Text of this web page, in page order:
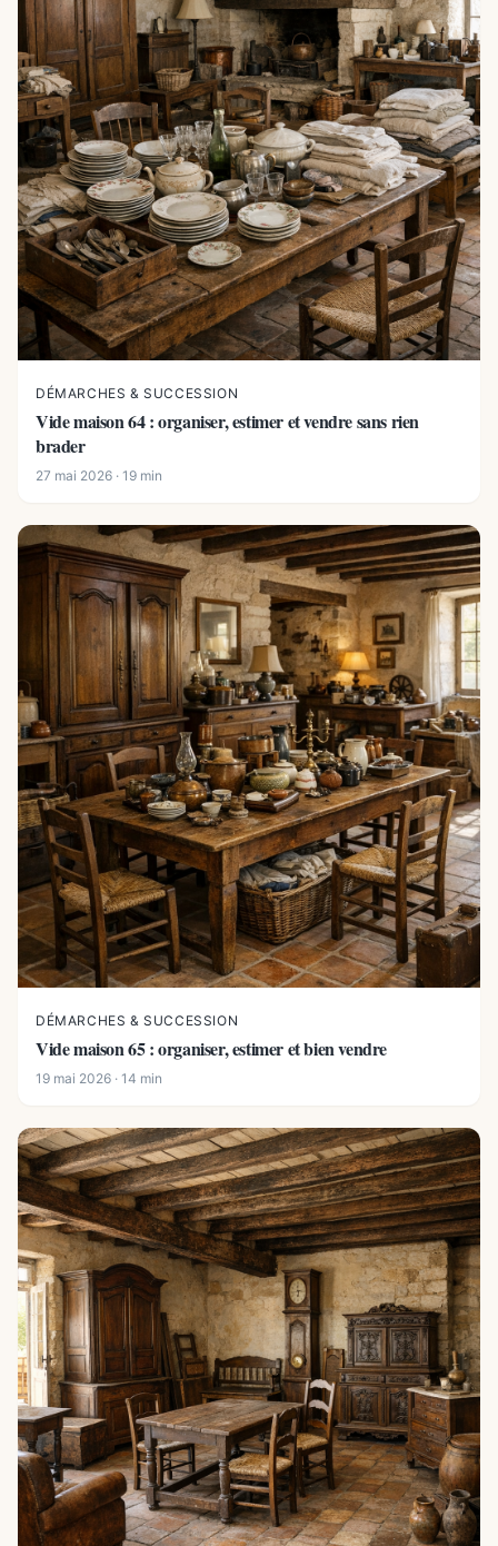
DÉMARCHES & SUCCESSION
Vide maison 64 : organiser, estimer et vendre sans rien
brader
27 mai 2026 · 19 min
DÉMARCHES & SUCCESSION
Vide maison 65 : organiser, estimer et bien vendre
19 mai 2026 · 14 min